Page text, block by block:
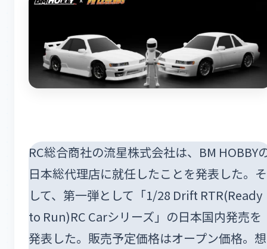
RC総合商社の流星株式会社は、BM HOBBY
日本総代理店に就任したことを発表した。そ
して、第一弾として「1/28 Drift RTR(Ready
to Run)RC Carシリーズ」の日本国内発売を
発表した。販売予定価格はオープン価格。想